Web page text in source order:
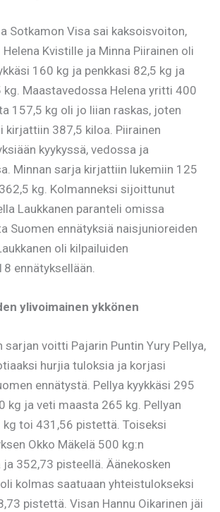
Sotkamon Visa sai kaksoisvoiton,
Kvistille ja Minna Piirainen oli
160 kg ja penkkasi 82,5 kg ja
Maastavedossa Helena yritti 400
157,5 kg oli jo liian raskas, joten
kirjattiin 387,5 kiloa. Piirainen
kyykyssä, vedossa ja
Minnan sarja kirjattiin lukemiin 125
kg. Kolmanneksi sijoittunut
Laukkanen paranteli omissa
Suomen ennätyksiä naisjunioreiden
oli kilpailuiden
ennätyksellään.
ylivoimainen ykkönen
sarjan voitti Pajarin Puntin Yury Pellya,
hurjia tuloksia ja korjasi
ennätystä. Pellya kyykkäsi 295
kg ja veti maasta 265 kg. Pellyan
toi 431,56 pistettä. Toiseksi
Okko Mäkelä 500 kg:n
352,73 pisteellä. Äänekosken
kolmas saatuaan yhteistulokseksi
pistettä. Visan Hannu Oikarinen jäi